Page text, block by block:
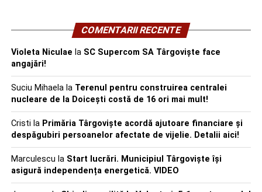
COMENTARII RECENTE
Violeta Niculae la SC Supercom SA Târgoviște face
angajări!
Suciu Mihaelala Terenul pentru construirea centralei
nucleare de la Doicești costă de 16 ori mai mult!
Cristi la Primăria Târgoviște acordă ajutoare financiare și
despăgubiri persoanelor afectate de vijelie. Detalii aici!
Marculescu la Start lucrări. Municipiul Târgoviște își
asigură independența energetică. VIDEO